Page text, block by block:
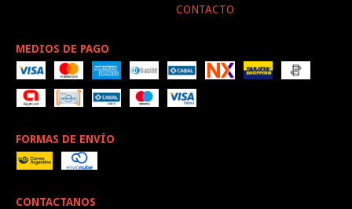
CONTACTO
MEDIOS DE PAGO
FORMAS DE ENVÍO
CONTACTANOS